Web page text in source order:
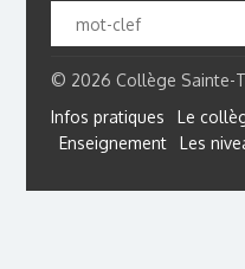
© 2026 Collège Sainte-
Infos pratiques
Le
Enseignement
Les